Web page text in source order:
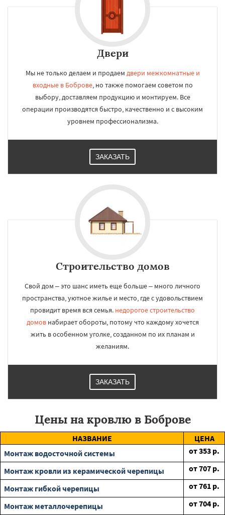
Двери
Мы не только делаем и продаем двери межкомнатные и
входные в Боброве, но также помогаем советом по
выбору, доставляем продукцию и монтируем. Все
операции производятся быстро, качественно и с высоким
уровнем профессионализма.
ЗАКАЗАТЬ
Строительство домов
Свой дом – это шанс иметь еще больше – много личного
пространства, уютное жилье и место, где с удовольствием
провидит время вся семья. недорогое строительство
домовнабирает обороты, потому что каждому хочется
жить в особенном уголке, созданном по их планам и
желаниям.
ЗАКАЗАТЬ
Цены на кровлю в Боброве
НАЗВАНИЕ
ЦЕНА
Монтаж водосточной системы
от353 р.
Монтаж кровли из керамической черепицы
от707 р.
Монтаж гибкой черепицы
от761 р.
Монтаж металлочерепицы
от704 р.